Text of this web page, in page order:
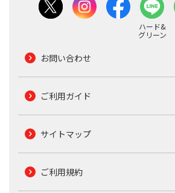
ハード&
グリーン
お問い合わせ
ご利用ガイド
サイトマップ
ご利用規約